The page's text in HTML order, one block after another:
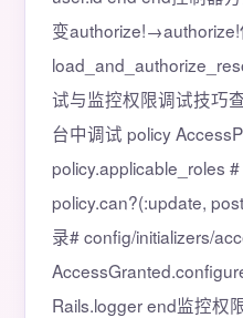
变
试与监控权限调试技巧
台中调试 policy
policy.applicable_roles
policy.can?(:update,
录# config/initializers/
Rails.logger end监控权